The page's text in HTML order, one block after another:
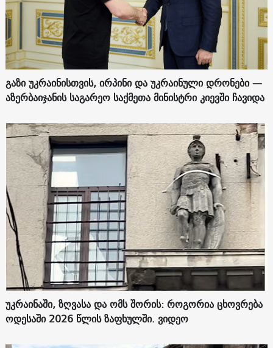
გაზი უკრაინისთვის, ირპინი და უკრაინული დრონები —
აზერბაიჯანის საგარეო საქმეთა მინისტრი კიევში ჩავიდა
უკრაინაში, ზღვასა და ომს შორის: როგორია ცხოვრება
ოდესაში 2026 წლის ზაფხულში. ვიდეო